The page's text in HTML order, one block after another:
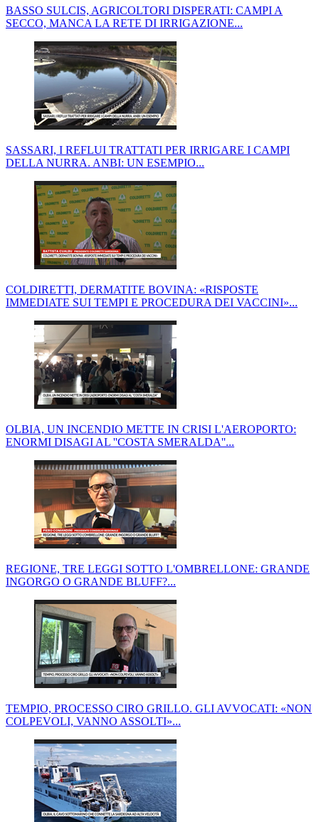
BASSO SULCIS, AGRICOLTORI DISPERATI: CAMPI A
SECCO, MANCA LA RETE DI IRRIGAZIONE...
SASSARI, I REFLUI TRATTATI PER IRRIGARE I CAMPI
DELLA NURRA. ANBI: UN ESEMPIO...
COLDIRETTI, DERMATITE BOVINA: «RISPOSTE
IMMEDIATE SUI TEMPI E PROCEDURA DEI VACCINI»...
OLBIA, UN INCENDIO METTE IN CRISI L'AEROPORTO:
ENORMI DISAGI AL ''COSTA SMERALDA''...
REGIONE, TRE LEGGI SOTTO L'OMBRELLONE: GRANDE
INGORGO O GRANDE BLUFF?...
TEMPIO, PROCESSO CIRO GRILLO. GLI AVVOCATI: «NON
COLPEVOLI, VANNO ASSOLTI»...